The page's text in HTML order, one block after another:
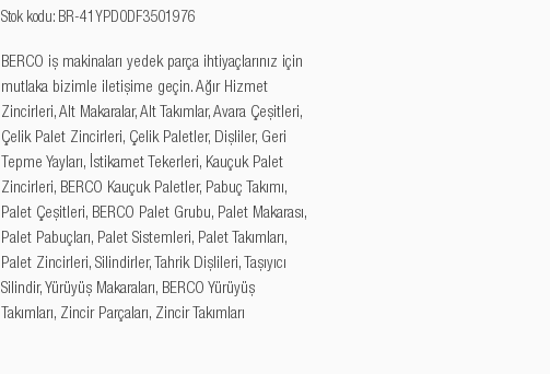
Stok kodu: BR-41YPD0DF3501976
BERCO iş makinaları yedek parça ihtiyaçlarınız için
mutlaka bizimle iletişime geçin. Ağır Hizmet
Zincirleri, Alt Makaralar, Alt Takımlar, Avara Çeşitleri,
Çelik Palet Zincirleri, Çelik Paletler, Dişliler, Geri
Tepme Yayları, İstikamet Tekerleri, Kauçuk Palet
Zincirleri, BERCO Kauçuk Paletler, Pabuç Takımı,
Palet Çeşitleri, BERCO Palet Grubu, Palet Makarası,
Palet Pabuçları, Palet Sistemleri, Palet Takımları,
Palet Zincirleri, Silindirler, Tahrik Dişlileri, Taşıyıcı
Silindir, Yürüyüş Makaraları, BERCO Yürüyüş
Takımları, Zincir Parçaları, Zincir Takımları